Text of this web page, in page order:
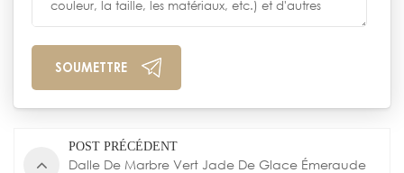
POST PRÉCÉDENT
Dalle De Marbre Vert Jade De Glace Émeraude